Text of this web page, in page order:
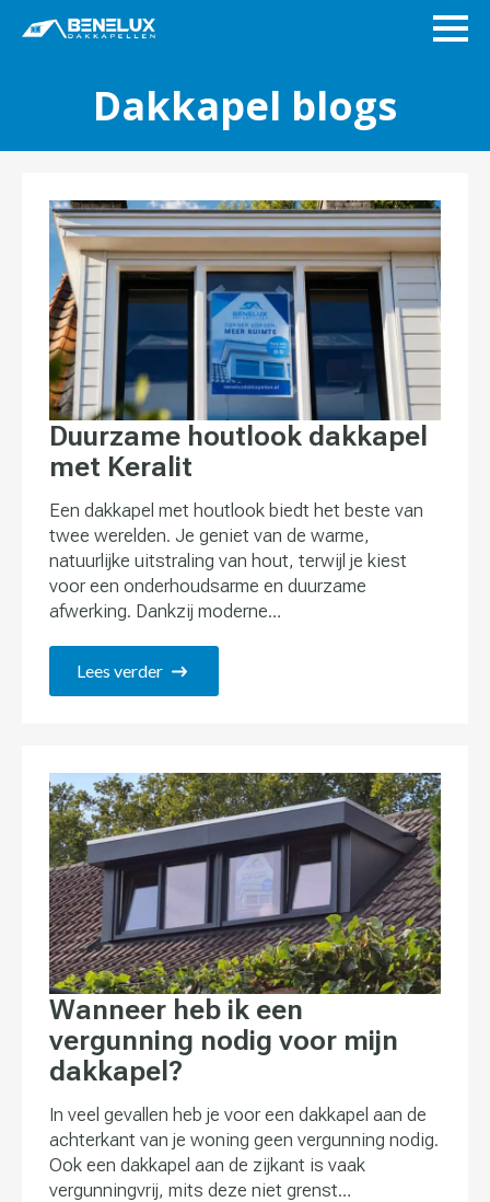
Dakkapel blogs
Duurzame houtlook dakkapel
met Keralit
Een dakkapel met houtlook biedt het beste van
twee werelden. Je geniet van de warme,
natuurlijke uitstraling van hout, terwijl je kiest
voor een onderhoudsarme en duurzame
afwerking. Dankzij moderne…
Lees verder
Wanneer heb ik een
vergunning nodig voor mijn
dakkapel?
In veel gevallen heb je voor een dakkapel aan de
achterkant van je woning geen vergunning nodig.
Ook een dakkapel aan de zijkant is vaak
vergunningvrij, mits deze niet grenst…